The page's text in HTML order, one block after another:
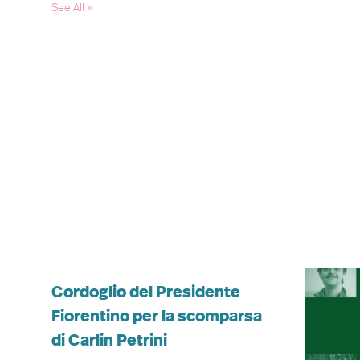
See All »
Cordoglio del Presidente
Fiorentino per la scomparsa
di Carlin Petrini